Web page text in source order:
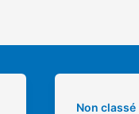
Non classé